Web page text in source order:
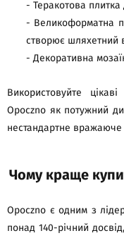
- Теракотова плитка
- Великоформатна
створює шляхетний
- Декоративна
Використовуйте
Opoczno як потужний
нестандартне вражаюче
Чому краще
Opoczno є одним з
понад 140-річний